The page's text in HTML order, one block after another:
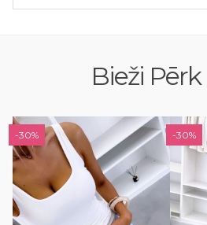
Bieži
-30% -30%